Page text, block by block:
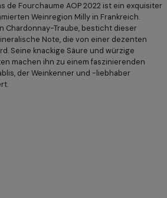
de Fourchaume AOP 2022 ist ein exquisiter
Weinregion Milly in Frankreich.
Chardonnay-Traube, besticht dieser
Note, die von einer dezenten
Seine knackige Säure und würzige
machen ihn zu einem faszinierenden
der Weinkenner und -liebhaber